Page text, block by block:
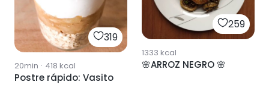
319
20min · 418 kcal
Postre rápido: Vasito
259
1333 kcal
🌸ARROZ NEGRO 🌸